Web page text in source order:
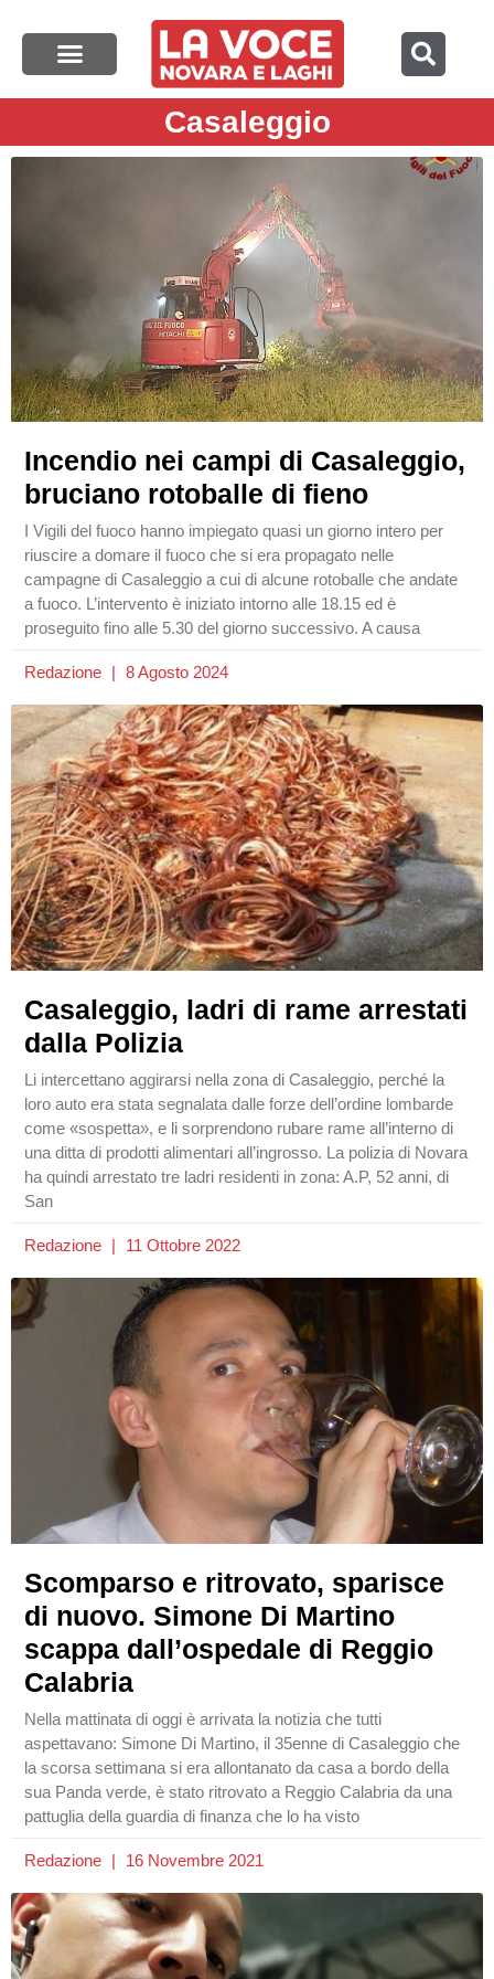
Casaleggio
Incendio nei campi di Casaleggio,
bruciano rotoballe di fieno
I Vigili del fuoco hanno impiegato quasi un giorno intero per
riuscire a domare il fuoco che si era propagato nelle
campagne di Casaleggio a cui di alcune rotoballe che andate
a fuoco. L’intervento è iniziato intorno alle 18.15 ed è
proseguito fino alle 5.30 del giorno successivo. A causa
Redazione 8 Agosto 2024
Casaleggio, ladri di rame arrestati
dalla Polizia
Li intercettano aggirarsi nella zona di Casaleggio, perché la
loro auto era stata segnalata dalle forze dell’ordine lombarde
come «sospetta», e li sorprendono rubare rame all’interno di
una ditta di prodotti alimentari all’ingrosso. La polizia di Novara
ha quindi arrestato tre ladri residenti in zona: A.P, 52 anni, di
San
Redazione 11 Ottobre 2022
Scomparso e ritrovato, sparisce
di nuovo. Simone Di Martino
scappa dall’ospedale di Reggio
Calabria
Nella mattinata di oggi è arrivata la notizia che tutti
aspettavano: Simone Di Martino, il 35enne di Casaleggio che
la scorsa settimana si era allontanato da casa a bordo della
sua Panda verde, è stato ritrovato a Reggio Calabria da una
pattuglia della guardia di finanza che lo ha visto
Redazione 16 Novembre 2021